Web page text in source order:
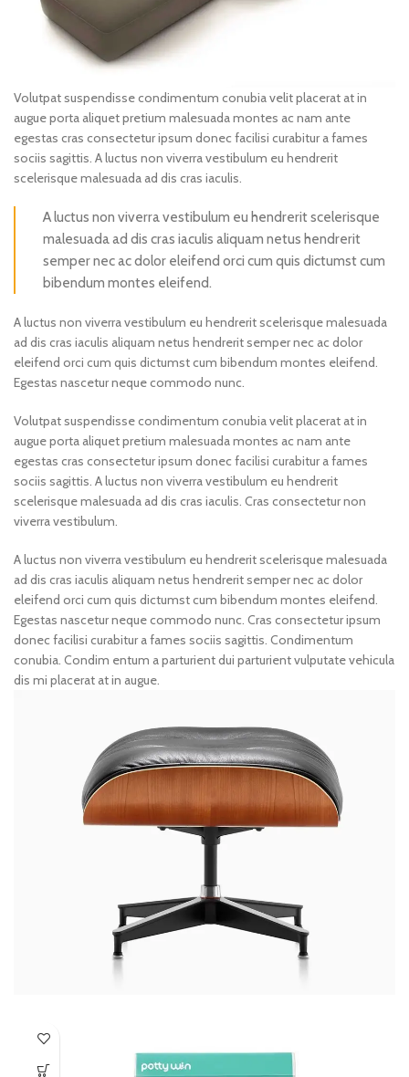
Volutpat suspendisse condimentum conubia velit placerat at in
augue porta aliquet pretium malesuada montes ac nam ante
egestas cras consectetur ipsum donec facilisi curabitur a fames
sociis sagittis. A luctus non viverra vestibulum eu hendrerit
scelerisque malesuada ad dis cras iaculis.
A luctus non viverra vestibulum eu hendrerit scelerisque
malesuada ad dis cras iaculis aliquam netus hendrerit
semper nec ac dolor eleifend orci cum quis dictumst cum
bibendum montes eleifend.
A luctus non viverra vestibulum eu hendrerit scelerisque malesuada
ad dis cras iaculis aliquam netus hendrerit semper nec ac dolor
eleifend orci cum quis dictumst cum bibendum montes eleifend.
Egestas nascetur neque commodo nunc.
Volutpat suspendisse condimentum conubia velit placerat at in
augue porta aliquet pretium malesuada montes ac nam ante
egestas cras consectetur ipsum donec facilisi curabitur a fames
sociis sagittis. A luctus non viverra vestibulum eu hendrerit
scelerisque malesuada ad dis cras iaculis. Cras consectetur non
viverra vestibulum.
A luctus non viverra vestibulum eu hendrerit scelerisque malesuada
ad dis cras iaculis aliquam netus hendrerit semper nec ac dolor
eleifend orci cum quis dictumst cum bibendum montes eleifend.
Egestas nascetur neque commodo nunc. Cras consectetur ipsum
donec facilisi curabitur a fames sociis sagittis. Condimentum
conubia. Condim entum a parturient dui parturient vulputate vehicula
dis mi placerat at in augue.